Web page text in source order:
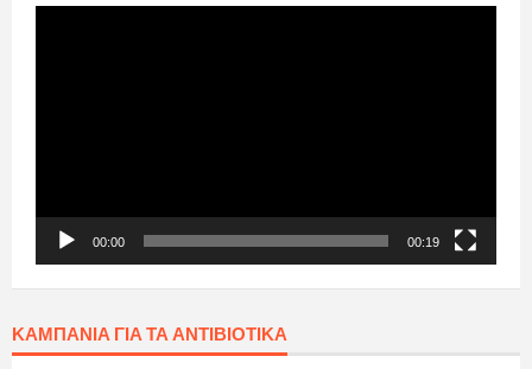
00:00 00:19
ΚΑΜΠΆΝΙΑ ΓΙΑ ΤΑ ΑΝΤΙΒΙΟΤΙΚΆ